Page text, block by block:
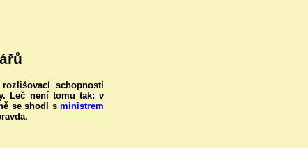
schopností
Leč není tomu tak: v
se shodl s ministrem